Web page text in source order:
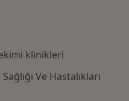
klinikleri
Ve Hastalıkları